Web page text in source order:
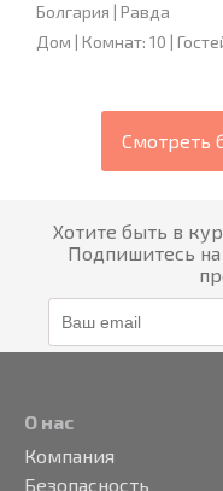
Болгария | Равда
Дом | Комнат: 10 |
Смотреть
Хотите быть в
Подпишитесь
О нас
Компания
Безопасность